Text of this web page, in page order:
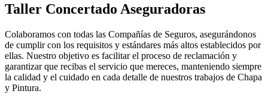
Taller Concertado Aseguradoras
Colaboramos con todas las Compañías de Seguros, asegurándonos
de cumplir con los requisitos y estándares más altos establecidos por
ellas. Nuestro objetivo es facilitar el proceso de reclamación y
garantizar que recibas el servicio que mereces, manteniendo siempre
la calidad y el cuidado en cada detalle de nuestros trabajos de Chapa
y Pintura.